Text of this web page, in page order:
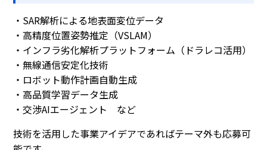
・SAR解析による地表面変位データ
・高精度位置姿勢推定（VSLAM）
・インフラ劣化解析プラットフォーム（ドラレコ活用）
・無線通信安定化技術
・ロボット動作計画自動生成
・高品質学習データ生成
・交渉AIエージェント など
技術を活用した事業アイデアであればテーマ外も応募可